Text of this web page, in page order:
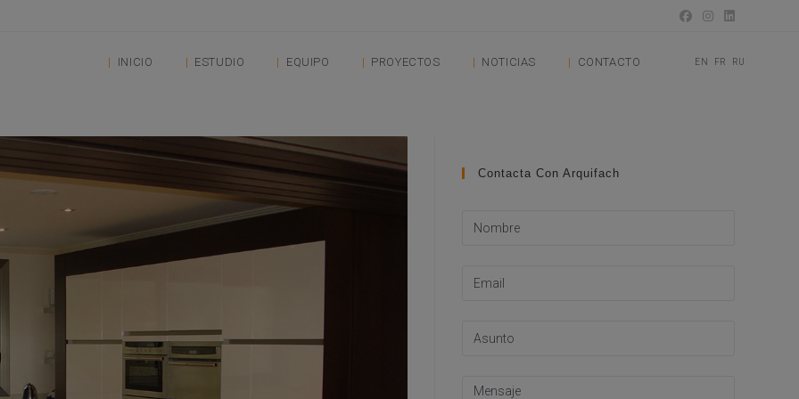
INICIO ESTUDIO EQUIPO PROYECTOS NOTICIAS CONTACTO EN FR RU
Contacta Con Arquifach